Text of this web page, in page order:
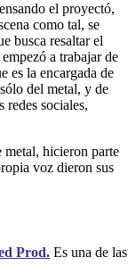
el proyectó,
como tal, se
busca resaltar el
a trabajar de
es la encargada de
del metal, y de
redes sociales,
metal, hicieron parte
voz dieron sus
Prod. Es una de las